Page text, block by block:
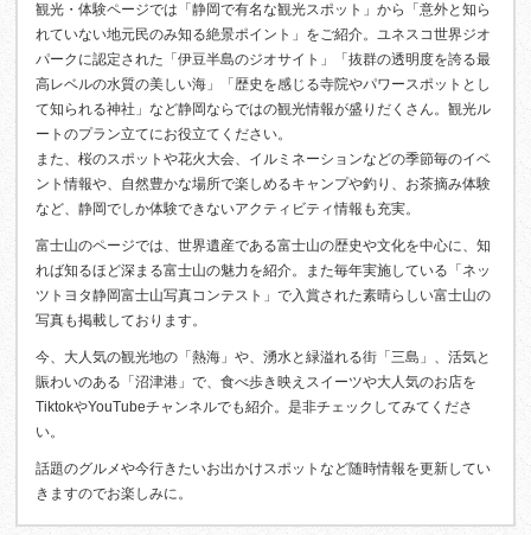
観光・体験ページでは「静岡で有名な観光スポット」から「意外と知ら
れていない地元民のみ知る絶景ポイント」をご紹介。ユネスコ世界ジオ
パークに認定された「伊豆半島のジオサイト」「抜群の透明度を誇る最
高レベルの水質の美しい海」「歴史を感じる寺院やパワースポットとし
て知られる神社」など静岡ならではの観光情報が盛りだくさん。観光ル
ートのプラン立てにお役立てください。
また、桜のスポットや花火大会、イルミネーションなどの季節毎のイベ
ント情報や、自然豊かな場所で楽しめるキャンプや釣り、お茶摘み体験
など、静岡でしか体験できないアクティビティ情報も充実。
富士山のページでは、世界遺産である富士山の歴史や文化を中心に、知
れば知るほど深まる富士山の魅力を紹介。また毎年実施している「ネッ
ツトヨタ静岡富士山写真コンテスト」で入賞された素晴らしい富士山の
写真も掲載しております。
今、大人気の観光地の「熱海」や、湧水と緑溢れる街「三島」、活気と
賑わいのある「沼津港」で、食べ歩き映えスイーツや大人気のお店を
TiktokやYouTubeチャンネルでも紹介。是非チェックしてみてくださ
い。
話題のグルメや今行きたいお出かけスポットなど随時情報を更新してい
きますのでお楽しみに。